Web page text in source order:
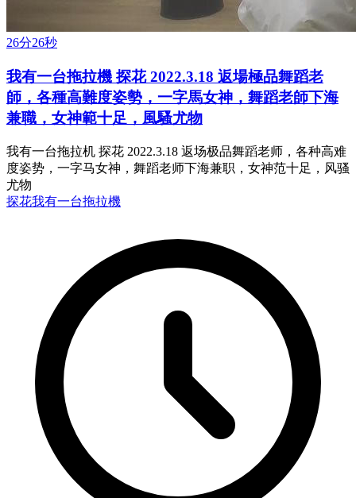
26分26秒
我有一台拖拉機 探花 2022.3.18 返場極品舞蹈老
師，各種高難度姿勢，一字馬女神，舞蹈老師下海
兼職，女神範十足，風騷尤物
我有一台拖拉机 探花 2022.3.18 返场极品舞蹈老师，各种高难
度姿势，一字马女神，舞蹈老师下海兼职，女神范十足，风骚
尤物
探花我有一台拖拉機